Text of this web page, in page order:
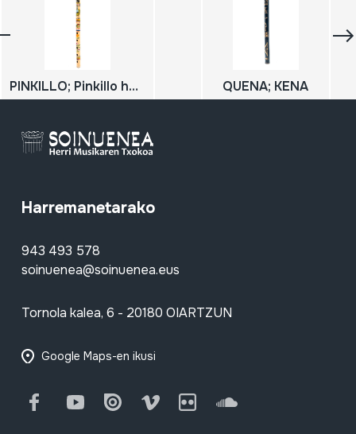
PINKILLO; Pinkillo handia QUENA; KENA
Harremanetarako
943 493 578
soinuenea@soinuenea.eus
Tornola kalea, 6 - 20180 OIARTZUN
Google Maps-en ikusi
FacebookYoutube Issuu Vimeo Flickr SoundCloud